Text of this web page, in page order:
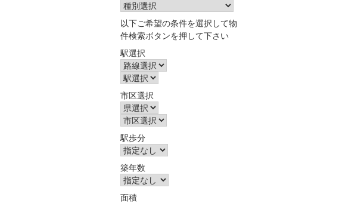
以下ご希望の条件を選択して物
件検索ボタンを押して下さい
駅選択
市区選択
駅歩分
築年数
面積